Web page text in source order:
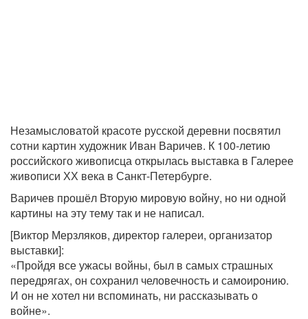
Незамысловатой красоте русской деревни посвятил
сотни картин художник Иван Варичев. К 100-летию
российского живописца открылась выставка в Галерее
живописи ХХ века в Санкт-Петербурге.
Варичев прошёл Вторую мировую войну, но ни одной
картины на эту тему так и не написал.
[Виктор Мерзляков, директор галереи, организатор
выставки]:
«Пройдя все ужасы войны, был в самых страшных
передрягах, он сохранил человечность и самоиронию.
И он не хотел ни вспоминать, ни рассказывать о
войне».